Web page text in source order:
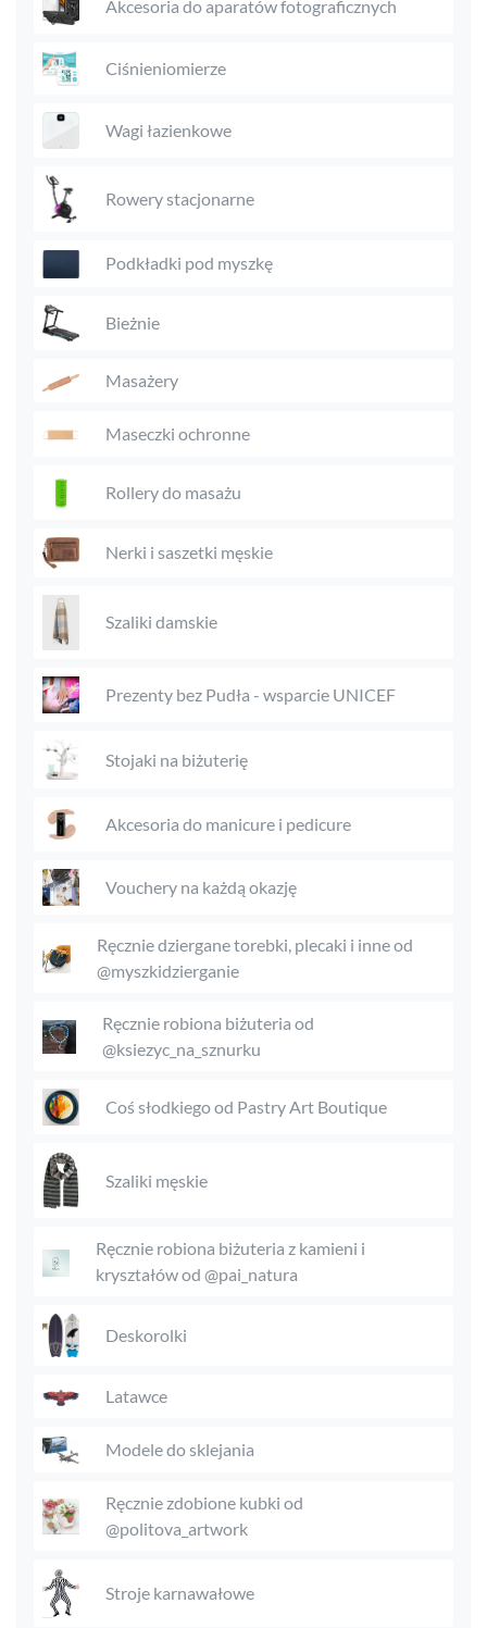
Akcesoria do aparatów fotograficznych
Ciśnieniomierze
Wagi łazienkowe
Rowery stacjonarne
Podkładki pod myszkę
Bieżnie
Masażery
Maseczki ochronne
Rollery do masażu
Nerki i saszetki męskie
Szaliki damskie
Prezenty bez Pudła - wsparcie UNICEF
Stojaki na biżuterię
Akcesoria do manicure i pedicure
Vouchery na każdą okazję
Ręcznie dziergane torebki, plecaki i inne od
@myszkidzierganie
Ręcznie robiona biżuteria od
@ksiezyc_na_sznurku
Coś słodkiego od Pastry Art Boutique
Szaliki męskie
Ręcznie robiona biżuteria z kamieni i
kryształów od @pai_natura
Deskorolki
Latawce
Modele do sklejania
Ręcznie zdobione kubki od
@politova_artwork
Stroje karnawałowe